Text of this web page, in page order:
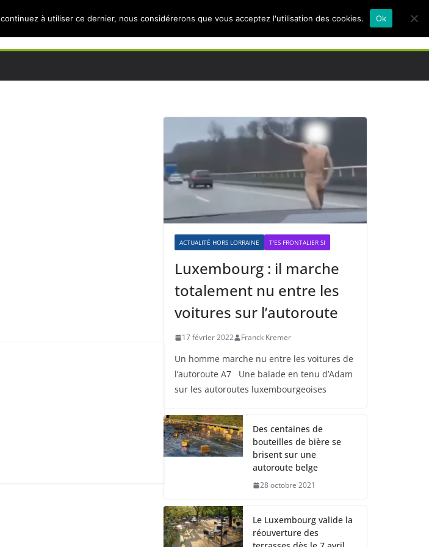
ACTUALITÉ HORS LORRAINE T'ES FRONTALIER SI
Luxembourg : il marche
totalement nu entre les
voitures sur l’autoroute
17 février 2022 Franck Kremer
Un homme marche nu entre les voitures de
l’autoroute A7 Une balade en tenu d’Adam
sur les autoroutes luxembourgeoises
Des centaines de
bouteilles de bière se
brisent sur une
autoroute belge
28 octobre 2021
Le Luxembourg valide la
réouverture des
à utiliser ce dernier, nous considérerons que vous acceptez l'utilisation des cookies. Ok